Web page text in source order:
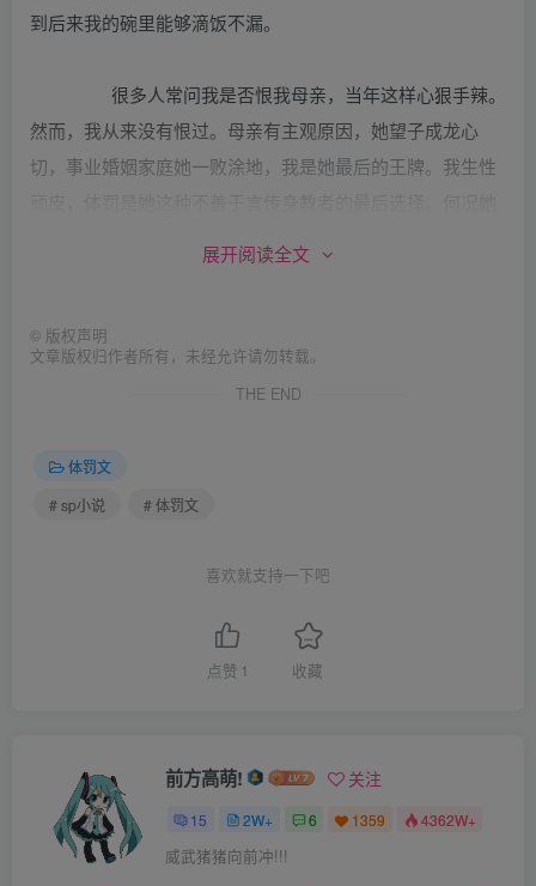
到后来我的碗里能够滴饭不漏。
很多人常问我是否恨我母亲，当年这样心狠手辣。
然而，我从来没有恨过。母亲有主观原因，她望子成龙心
切，事业婚姻家庭她一败涂地，我是她最后的王牌。我生性
你？”
要的人是谁？我的回答依旧是我的母亲。
展开阅读全文
© 版权声明
文章版权归作者所有，未经允许请勿转载。
THE END
体罚文
# sp小说
# 体罚文
喜欢就支持一下吧
点赞 1 收藏
前方高萌! 关注
15 2W+ 6 1359 4362W+
威武猪猪向前冲!!!